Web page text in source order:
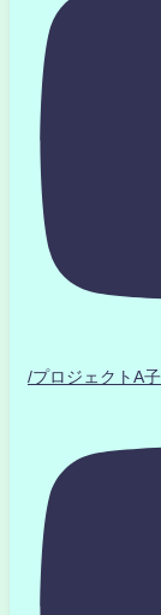
/プロジェクトA